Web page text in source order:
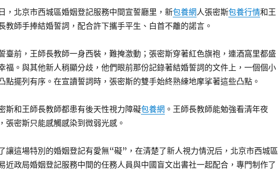
，北京市西城區婚姻登記服務中間宣誓廳里，新包養網人張密斯包養行情和王
教師手捧結婚誓詞，配合許下攜手平生、白首不離的諾言。
臺前，王師長教師一身西裝，難掩激動；張密斯穿著紅色旗袍，連酒窩里都盛
福。與其他新人稍顯分歧，他們眼前那份記錄著結婚誓詞的文件上，一個個小
點擺列有序。在宣讀誓詞時，張密斯的雙手始終熟練地摩挲著這些凸點。
斯和王師長教師都患有後天性視力障礙包養網 。王師長教師能勉強看清年夜
張密斯只能感觸感染到微弱光感。
讓這場特別的婚姻登記有愛無“礙”，在清楚了新人視力情況后，北京市西城區
近政局婚姻登記服務中間的任務人員與中國盲文出書社一起配合，專門制作了